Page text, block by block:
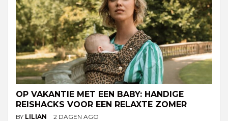
OP VAKANTIE MET EEN BABY: HANDIGE
REISHACKS VOOR EEN RELAXTE ZOMER
BY LILIAN 2 DAGEN AGO